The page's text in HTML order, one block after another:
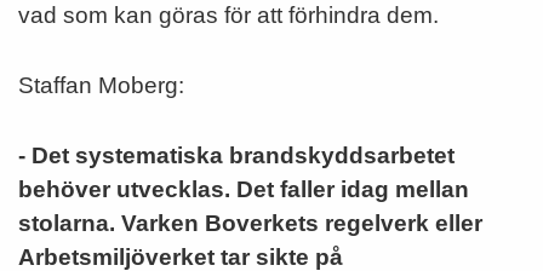
vad som kan göras för att förhindra dem.
Staffan Moberg:
- Det systematiska brandskyddsarbetet
behöver utvecklas. Det faller idag mellan
stolarna. Varken Boverkets regelverk eller
Arbetsmiljöverket tar sikte på